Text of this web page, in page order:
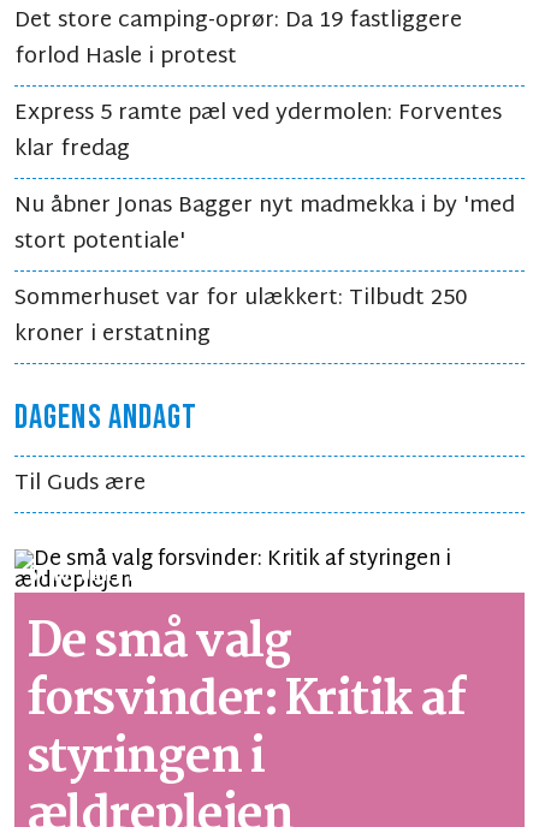
Det store camping-oprør: Da 19 fastliggere
forlod Hasle i protest
Express 5 ramte pæl ved ydermolen: Forventes
klar fredag
Nu åbner Jonas Bagger nyt madmekka i by 'med
stort potentiale'
Sommerhuset var for ulækkert: Tilbudt 250
kroner i erstatning
DAGENS ANDAGT
Til Guds ære
SYNSPUNKTLÆSETID 4 MIN.
De små valg
forsvinder: Kritik af
styringen i